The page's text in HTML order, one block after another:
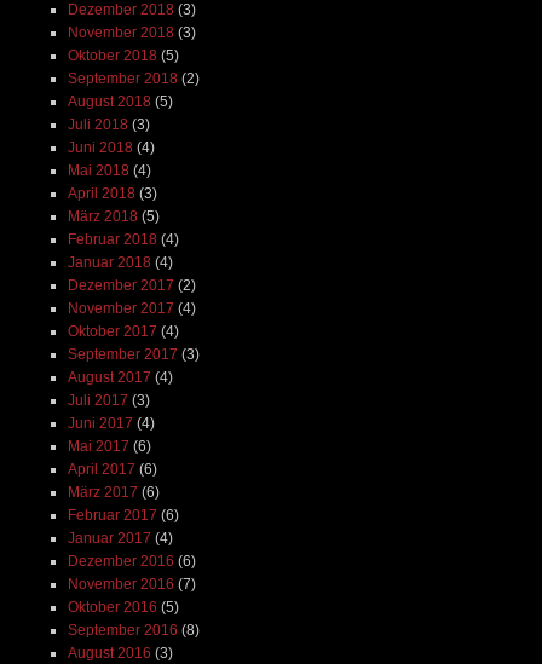
Dezember 2018 (3)
November 2018 (3)
Oktober 2018 (5)
September 2018 (2)
August 2018 (5)
Juli 2018 (3)
Juni 2018 (4)
Mai 2018 (4)
April 2018 (3)
März 2018 (5)
Februar 2018 (4)
Januar 2018 (4)
Dezember 2017 (2)
November 2017 (4)
Oktober 2017 (4)
September 2017 (3)
August 2017 (4)
Juli 2017 (3)
Juni 2017 (4)
Mai 2017 (6)
April 2017 (6)
März 2017 (6)
Februar 2017 (6)
Januar 2017 (4)
Dezember 2016 (6)
November 2016 (7)
Oktober 2016 (5)
September 2016 (8)
August 2016 (3)